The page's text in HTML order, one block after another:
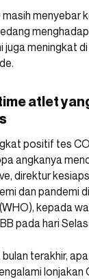
masih menyebar
juga meningkat
atlet
positif tes
angkanya
direktur
dan pandemi
kepada
pada hari
terakhir,
lonjakan